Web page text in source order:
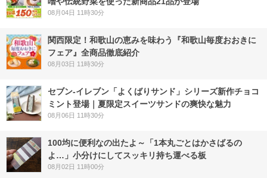
08月04日 11時30分
関西限定！和歌山の恵みを味わう『和歌山毎度おおきに
フェア』全商品徹底紹介
08月03日 11時30分
セブン‐イレブン「よくばりサンド」シリーズ新作チョコ
ミント登場｜夏限定スイーツサンドの爽快な魅力
08月06日 11時30分
100均に便利なの出たよ～「1本丸ごとはかさばるの
よ…」小分けにしてスッキリ持ち運べる板
08月02日 11時00分